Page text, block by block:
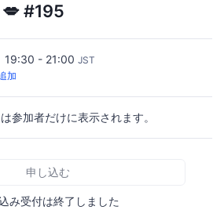
#195
19:30 - 21:00 JST
加
参加者だけに表示されます。
申し込む
み受付は終了しました